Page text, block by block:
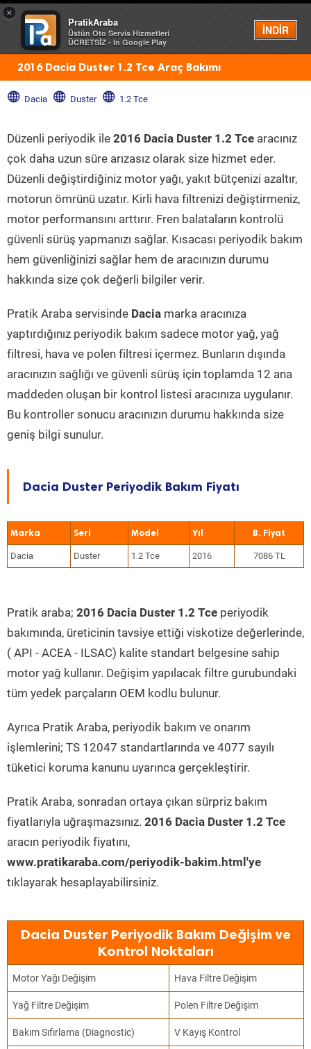
×
PratikAraba
Üstün Oto Servis Hizmetleri
ÜCRETSİZ - In Google Play
İNDİR
Menü
2016 Dacia Duster 1.2 Tce Araç Bakımı
Dacia Duster 1.2 Tce
Düzenli periyodik ile 2016 Dacia Duster 1.2 Tce aracınız
çok daha uzun süre arızasız olarak size hizmet eder.
Düzenli değiştirdiğiniz motor yağı, yakıt bütçenizi azaltır,
motorun ömrünü uzatır. Kirli hava filtrenizi değiştirmeniz,
motor performansını arttırır. Fren balataların kontrolü
güvenli sürüş yapmanızı sağlar. Kısacası periyodik bakım
hem güvenliğinizi sağlar hem de aracınızın durumu
hakkında size çok değerli bilgiler verir.
Pratik Araba servisinde Dacia marka aracınıza
yaptırdığınız periyodik bakım sadece motor yağ, yağ
filtresi, hava ve polen filtresi içermez. Bunların dışında
aracınızın sağlığı ve güvenli sürüş için toplamda 12 ana
maddeden oluşan bir kontrol listesi aracınıza uygulanır.
Bu kontroller sonucu aracınızın durumu hakkında size
geniş bilgi sunulur.
Dacia Duster Periyodik Bakım Fiyatı
Marka Seri Model Yıl
Dacia Duster 1.2 Tce 2016 7086 TL
Pratik araba; 2016 Dacia Duster 1.2 Tce periyodik
bakımında, üreticinin tavsiye ettiği viskotize değerlerinde,
( API - ACEA - ILSAC) kalite standart belgesine sahip
motor yağ kullanır. Değişim yapılacak filtre gurubundaki
tüm yedek parçaların OEM kodlu bulunur.
Ayrıca Pratik Araba, periyodik bakım ve onarım
işlemlerini; TS 12047 standartlarında ve 4077 sayılı
tüketici koruma kanunu uyarınca gerçekleştirir.
Pratik Araba, sonradan ortaya çıkan sürpriz bakım
fiyatlarıyla uğraşmazsınız. 2016 Dacia Duster 1.2 Tce
aracın periyodik fiyatını,
www.pratikaraba.com/periyodik-bakim.html'ye
tıklayarak hesaplayabilirsiniz.
Dacia Duster Periyodik Bakım Değişim ve
Kontrol Noktaları
Motor Yağı Değişim Hava Filtre Değişim
Yağ Filtre Değişim Polen Filtre Değişim
Bakım Sıfırlama (Diagnostic) V Kayış Kontrol